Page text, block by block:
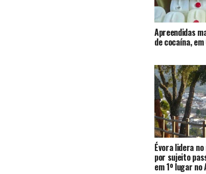
Apreendidas
de cocaína,
Évora lidera
por sujeito
em 1º lugar